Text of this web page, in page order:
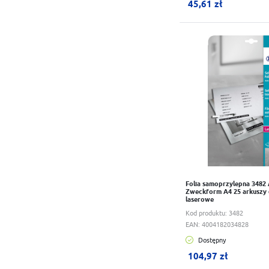
45,61 zł
Kod produktu: 3482
Folia samoprzylepna 3482
Zweckform A4 25
laserowe
EAN: 4004182034828
Dostępny
104,97 zł
W koszyku:
Do schowka